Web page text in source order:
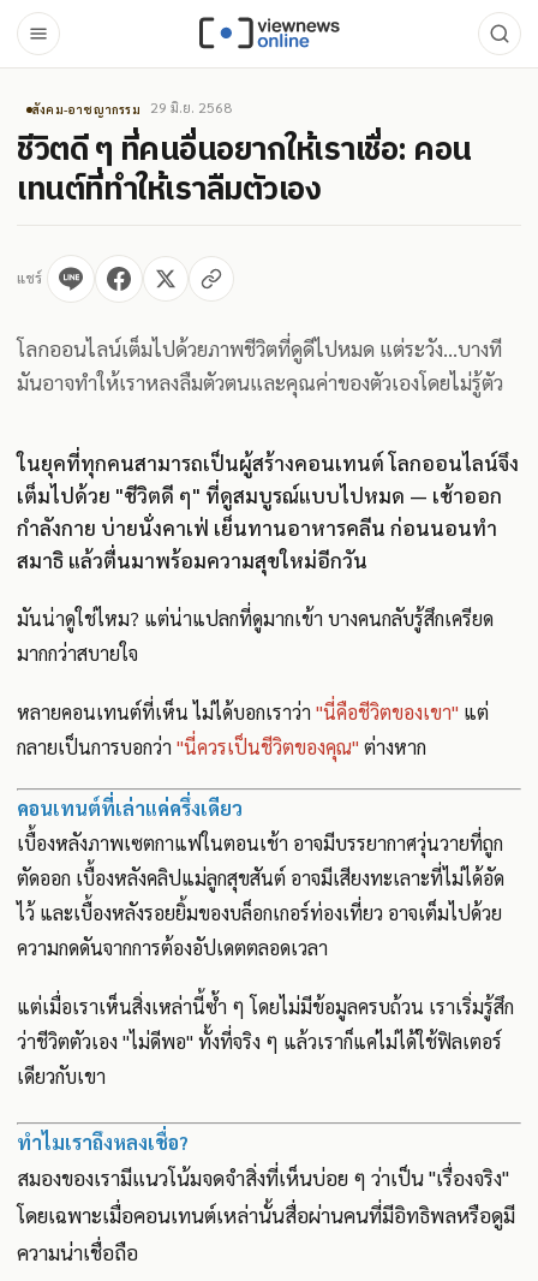
สังคม-อาชญากรรม 29 มิ.ย. 2568
ชีวิตดี ๆ ที่คนอื่นอยากให้เราเชื่อ: คอน
เทนต์ที่ทำให้เราลืมตัวเอง
แชร์
โลกออนไลน์เต็มไปด้วยภาพชีวิตที่ดูดีไปหมด แต่ระวัง...บางที
มันอาจทำให้เราหลงลืมตัวตนและคุณค่าของตัวเองโดยไม่รู้ตัว
ในยุคที่ทุกคนสามารถเป็นผู้สร้างคอนเทนต์ โลกออนไลน์จึง
เต็มไปด้วย "ชีวิตดี ๆ" ที่ดูสมบูรณ์แบบไปหมด — เช้าออก
กำลังกาย บ่ายนั่งคาเฟ่ เย็นทานอาหารคลีน ก่อนนอนทำ
สมาธิ แล้วตื่นมาพร้อมความสุขใหม่อีกวัน
มันน่าดูใช่ไหม? แต่น่าแปลกที่ดูมากเข้า บางคนกลับรู้สึกเครียด
มากกว่าสบายใจ
หลายคอนเทนต์ที่เห็น ไม่ได้บอกเราว่า "นี่คือชีวิตของเขา" แต่
กลายเป็นการบอกว่า "นี่ควรเป็นชีวิตของคุณ" ต่างหาก
คอนเทนต์ที่เล่าแค่ครึ่งเดียว
เบื้องหลังภาพเซตกาแฟในตอนเช้า อาจมีบรรยากาศวุ่นวายที่ถูก
ตัดออก เบื้องหลังคลิปแม่ลูกสุขสันต์ อาจมีเสียงทะเลาะที่ไม่ได้อัด
ไว้ และเบื้องหลังรอยยิ้มของบล็อกเกอร์ท่องเที่ยว อาจเต็มไปด้วย
ความกดดันจากการต้องอัปเดตตลอดเวลา
แต่เมื่อเราเห็นสิ่งเหล่านี้ซ้ำ ๆ โดยไม่มีข้อมูลครบถ้วน เราเริ่มรู้สึก
ว่าชีวิตตัวเอง "ไม่ดีพอ" ทั้งที่จริง ๆ แล้วเราก็แค่ไม่ได้ใช้ฟิลเตอร์
เดียวกับเขา
ทำไมเราถึงหลงเชื่อ?
สมองของเรามีแนวโน้มจดจำสิ่งที่เห็นบ่อย ๆ ว่าเป็น "เรื่องจริง"
โดยเฉพาะเมื่อคอนเทนต์เหล่านั้นสื่อผ่านคนที่มีอิทธิพลหรือดูมี
ความน่าเชื่อถือ